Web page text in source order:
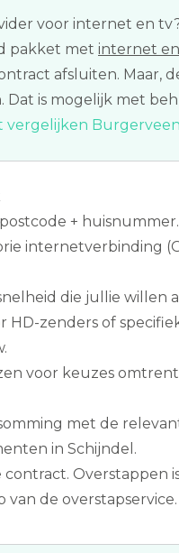
voor internet en
pakket met internet en
afsluiten.
Dat is mogelijk met
vergelijken Burgerveen
+ huisnummer.
internetverbinding
die jullie willen
HD-zenders of
voor keuzes
met de
in Schijndel.
Overstappen
de overstapservice.